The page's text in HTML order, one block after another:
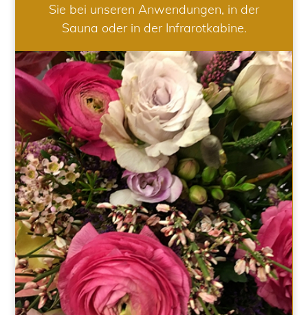
Sie bei unseren Anwendungen, in der
Sauna oder in der Infrarotkabine.
HOCHZEIT